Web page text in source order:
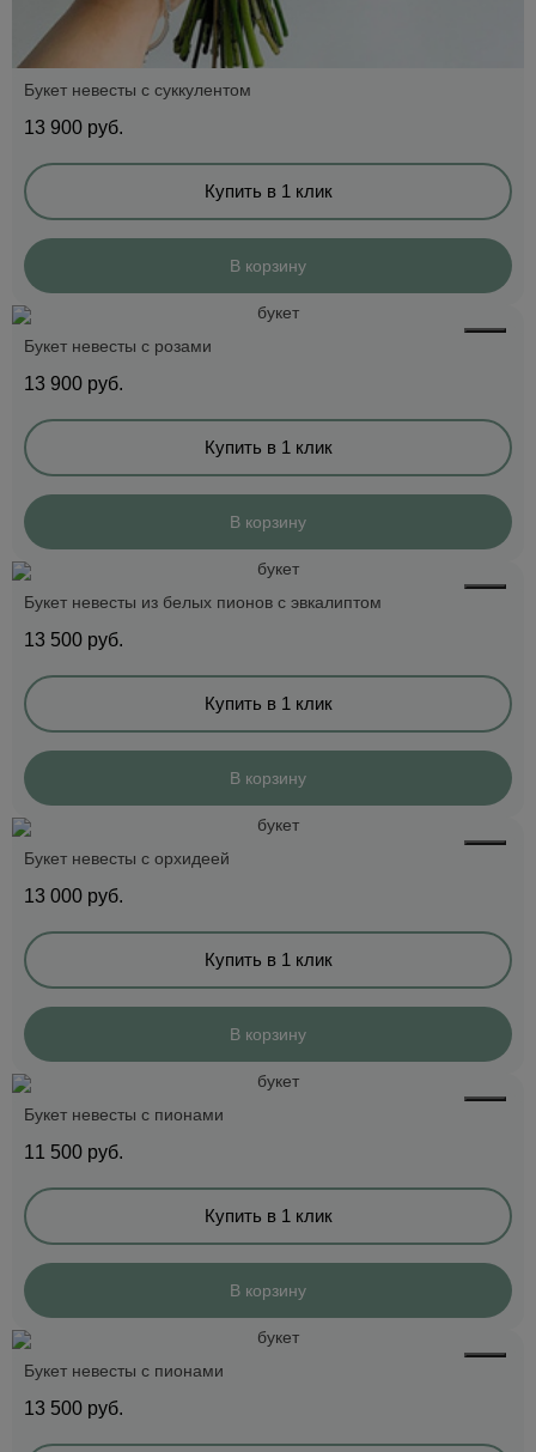
Букет невесты с суккулентом
13 900 руб.
Купить в 1 клик
В корзину
Букет невесты с розами
13 900 руб.
Купить в 1 клик
В корзину
Букет невесты из белых пионов с эвкалиптом
13 500 руб.
Купить в 1 клик
В корзину
Букет невесты с орхидеей
13 000 руб.
Купить в 1 клик
В корзину
Букет невесты с пионами
11 500 руб.
Купить в 1 клик
В корзину
Букет невесты с пионами
13 500 руб.